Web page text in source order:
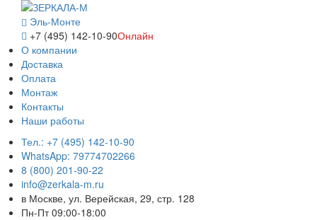
Эль-Монте
+7 (495) 142-10-90Онлайн
О компании
Доставка
Оплата
Монтаж
Контакты
Наши работы
Тел.: +7 (495) 142-10-90
WhatsApp: 79774702266
8 (800) 201-90-22
info@zerkala-m.ru
в Москве, ул. Верейская, 29, стр. 128
Пн-Пт 09:00-18:00